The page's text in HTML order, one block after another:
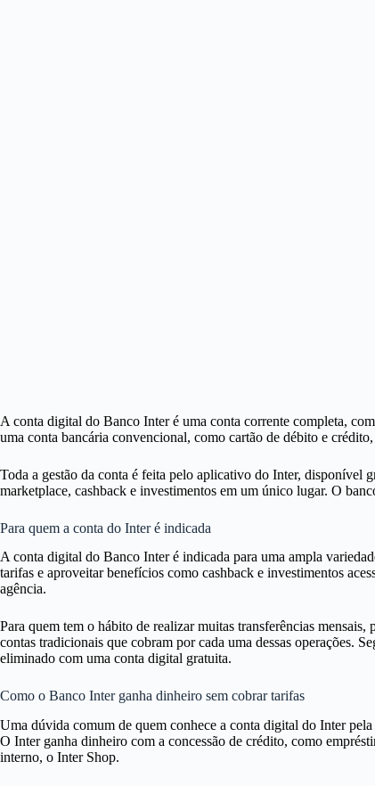
A conta digital do Banco Inter é uma conta corrente completa,
uma conta bancária convencional, como cartão de débito e
Toda a gestão da conta é feita pelo aplicativo do Inter, disponível
marketplace, cashback e investimentos em um único lugar. O
Para quem a conta do Inter é indicada
A conta digital do Banco Inter é indicada para uma ampla
tarifas e aproveitar benefícios como cashback e investimentos
agência.
Para quem tem o hábito de realizar muitas transferências
contas tradicionais que cobram por cada uma dessas operações.
eliminado com uma conta digital gratuita.
Como o Banco Inter ganha dinheiro sem cobrar tarifas
Uma dúvida comum de quem conhece a conta digital do Inter
O Inter ganha dinheiro com a concessão de crédito, como
interno, o Inter Shop.